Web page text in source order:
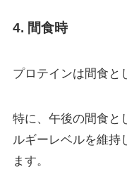
4. 間食時
プロテインは間食と
特に、午後の間食と
ルギーレベルを維持
ます。